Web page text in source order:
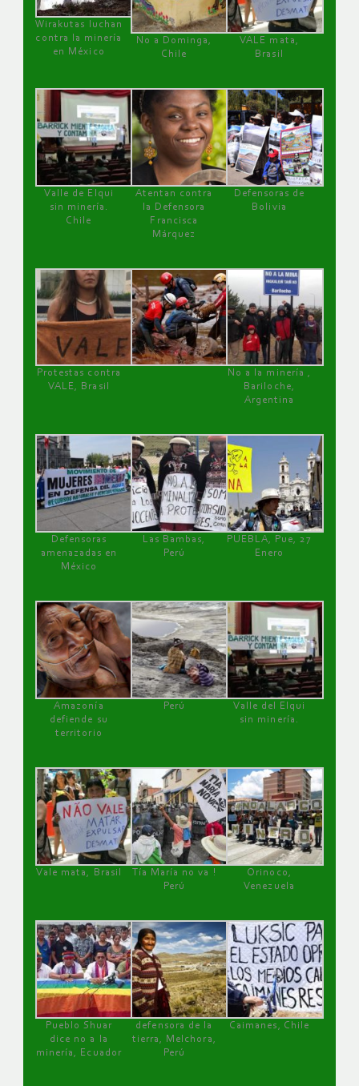
Wirakutas luchan
contra la minería
en México
No a Dominga,
Chile
VALE mata,
Brasil
Valle de Elqui
sin minería.
Chile
Atentan contra
la Defensora
Francisca
Márquez
Defensoras de
Bolivia
Protestas contra
VALE, Brasil
No a la minería ,
Bariloche,
Argentina
Defensoras
amenazadas en
México
Las Bambas,
Perú
PUEBLA, Pue, 27
Enero
Amazonía
defiende su
territorio
Perú
Valle del Elqui
sin minería.
Vale mata, Brasil
Tía María no va !
Perú
Orinoco,
Venezuela
Pueblo Shuar
dice no a la
minería, Ecuador
defensora de la
tierra, Melchora,
Perú
Caimanes, Chile